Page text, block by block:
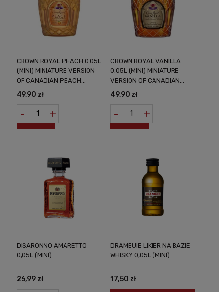
CROWN ROYAL PEACH 0.05L
(MINI) MINIATURE VERSION
OF CANADIAN PEACH
LIQUEUR
49,90 zł
- +
CROWN ROYAL VANILLA
0.05L (MINI) MINIATURE
VERSION OF CANADIAN
VANILLA LIQUEUR
49,90 zł
- +
DISARONNO AMARETTO
0,05L (MINI)
26,99 zł
DRAMBUIE LIKIER NA BAZIE
WHISKY 0,05L (MINI)
17,50 zł